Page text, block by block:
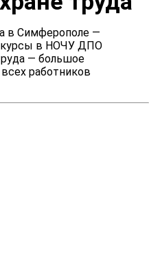
передвижного
по
в Симферополе —
курсы в НОЧУ ДПО
— большое
работников